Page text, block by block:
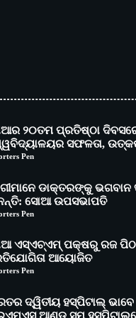
ସ୍ମୃତିଚାରଣ
Pen
ଡାକ୍ତରଙ୍କୁ ଭଗବାନ
ସୋଆ ଉପସଭାପତି
Pen
ଏସ୍‌ଏଚ୍‌ଏମ୍ ପକ୍ଷରୁ ରଜ
ଆୟୋଜିତ
Pen
ଦ୍ୱିତୀୟ ହସ୍ପିଟାଲ୍ ଭାବେ
ଆଣ୍ଡ ସମ
ଡିଜିସ୍କାନର ସ୍ଥାପନ
Pen
ପକ୍ଷରୁ ରାୱେ କାର୍ଯ୍ୟକ୍ରମ